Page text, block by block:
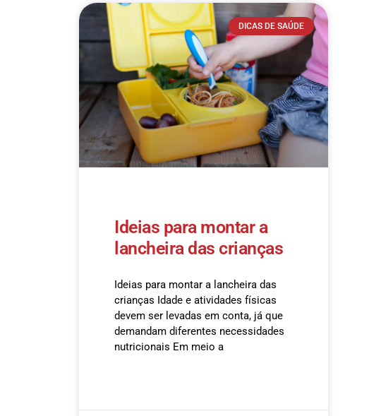
DICAS DE SAÚDE
Ideias para montar a
lancheira das crianças
Ideias para montar a lancheira das
crianças Idade e atividades físicas
devem ser levadas em conta, já que
demandam diferentes necessidades
nutricionais Em meio a